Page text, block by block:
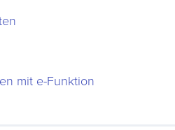
mit e-Funktion